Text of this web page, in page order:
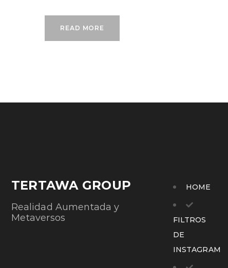
READ MORE
TERTAWA GROUP
Realidad Aumentada y
Metaversos
HOME
FILTROS
DE
INSTAGRAM